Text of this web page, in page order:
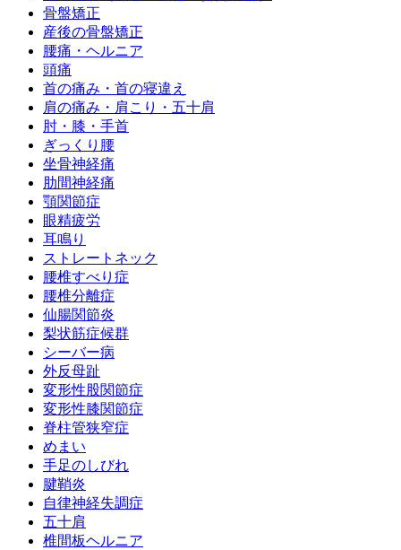
骨盤矯正
産後の骨盤矯正
腰痛・ヘルニア
頭痛
首の痛み・首の寝違え
肩の痛み・肩こり・五十肩
肘・膝・手首
ぎっくり腰
坐骨神経痛
肋間神経痛
顎関節症
眼精疲労
耳鳴り
ストレートネック
腰椎すべり症
腰椎分離症
仙腸関節炎
梨状筋症候群
シーバー病
外反母趾
変形性股関節症
変形性膝関節症
脊柱管狭窄症
めまい
手足のしびれ
腱鞘炎
自律神経失調症
五十肩
椎間板ヘルニア